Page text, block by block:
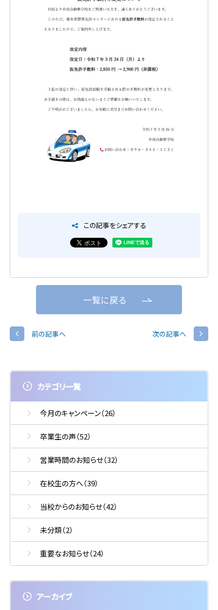
この記事をシェアする
一覧に戻る
前の記事へ 次の記事へ
カテゴリ一覧
今月のキャンペーン（26）
卒業生の声（52）
営業時間のお知らせ（32）
在校生の方へ（39）
当校からのお知らせ（42）
未分類（2）
重要なお知らせ（24）
アーカイブ